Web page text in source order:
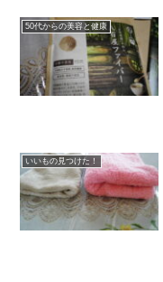
50代からの美容と健康
いいもの見つけた！